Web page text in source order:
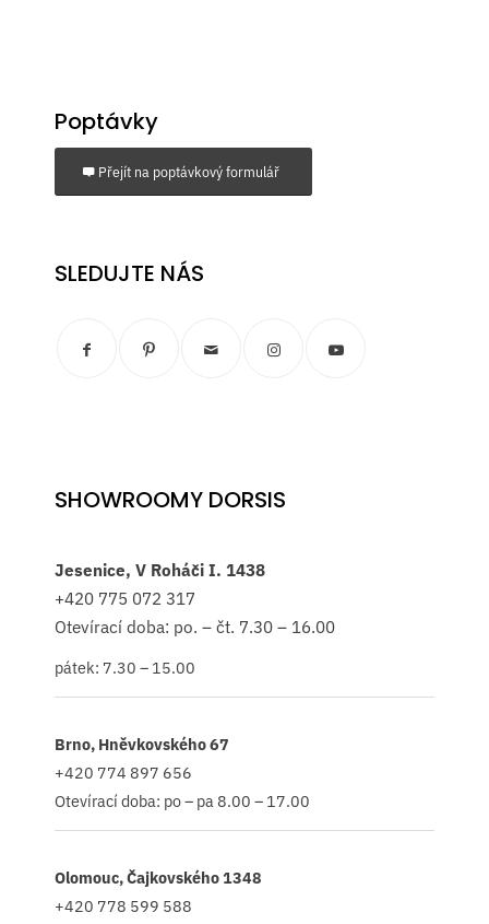
Poptávky
Přejít na poptávkový formulář
SLEDUJTE NÁS
SHOWROOMY DORSIS
Jesenice, V Roháči I. 1438
+420 775 072 317
Otevírací doba: po. – čt. 7.30 – 16.00
pátek: 7.30 – 15.00
Brno, Hněvkovského 67
+420 774 897 656
Otevírací doba: po – pa 8.00 – 17.00
Olomouc, Čajkovského 1348
+420 778 599 588